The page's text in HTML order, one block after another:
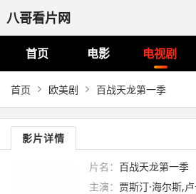
八哥看片网
首页 电影 电视剧
首页 欧美剧 百战天龙第一季
影片详情
片名： 百战天龙第一季
主演： 贾斯汀·海尔斯,